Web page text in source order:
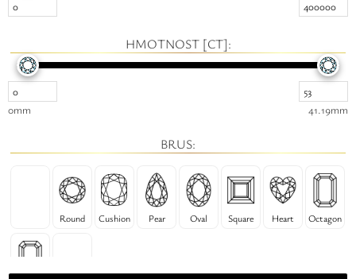
HMOTNOST [CT]:
0mm 41.19mm
BRUS:
Cushion Heart Octagon
Oval
Pear
Round Square